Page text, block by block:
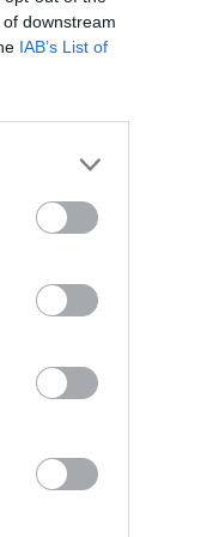
downstream
IAB’s List of